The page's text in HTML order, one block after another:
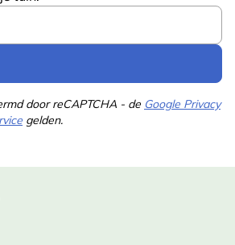
door reCAPTCHA - de Google Privacy
gelden.